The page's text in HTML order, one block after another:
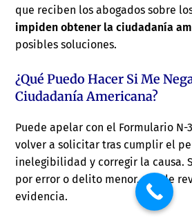
que reciben los abogados sobre
impiden obtener la ciudadanía
posibles soluciones.
¿Qué Puedo Hacer Si Me
Ciudadanía Americana?
Puede apelar con el Formulario N-
volver a solicitar tras cumplir el
inelegibilidad y corregir la causa.
por error o delito menor, puede
evidencia.